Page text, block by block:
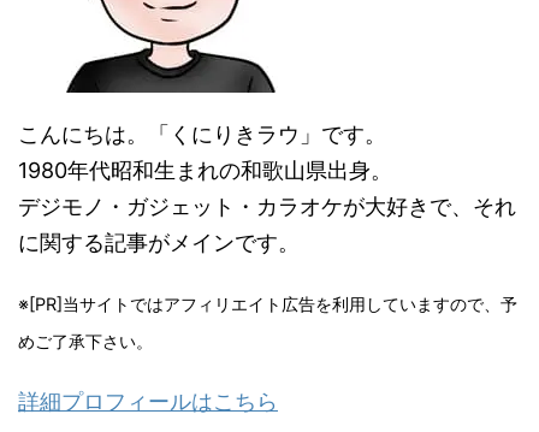
こんにちは。「くにりきラウ」です。
1980年代昭和生まれの和歌山県出身。
デジモノ・ガジェット・カラオケが大好きで、それ
に関する記事がメインです。
※[PR]当サイトではアフィリエイト広告を利用していますので、予
めご了承下さい。
詳細プロフィールはこちら